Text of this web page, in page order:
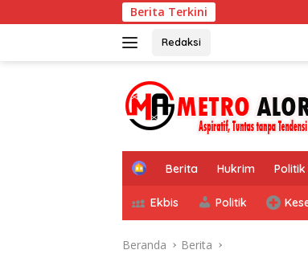
ke
Berita Terkini
Redaksi
H
m
e
Berita Hukrim Politik
Ekbis Politik
Beranda Berita